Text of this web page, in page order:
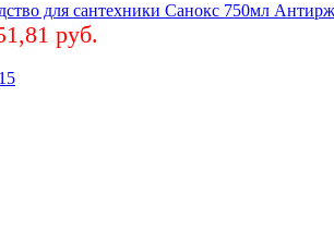
для сантехники Санокс 750мл
руб.
15